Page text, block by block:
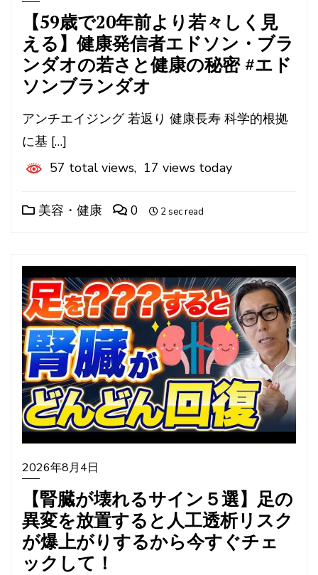
【59歳で20年前より若々しく見
える】健康発信者エドソン・ブラ
ンダオの若さと健康の秘密 #エド
ソンブランダオ
アンチエイジング 若返り 健康長寿 科学的根拠
に基 […]
57 total views, 17 views today
美容・健康 0 2 sec read
2026年8月4日
【腎臓が壊れるサイン５選】足の
異変を放置すると人工透析リスク
が爆上がりするから今すぐチェ
ックして！